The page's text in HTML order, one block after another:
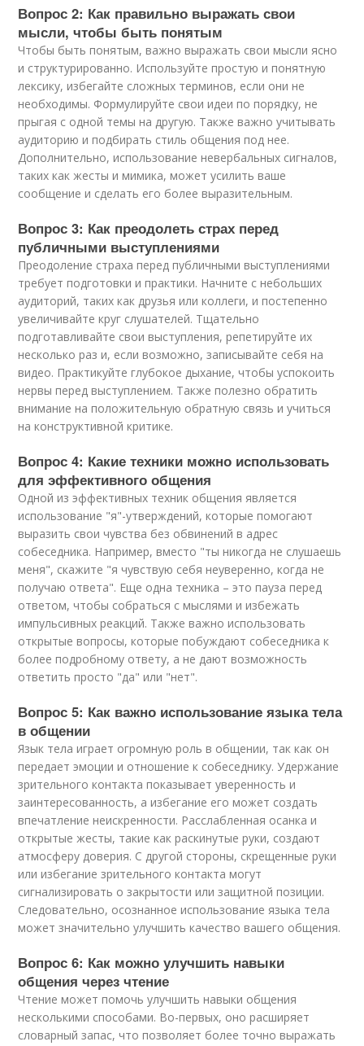
Вопрос 2: Как правильно выражать свои
мысли, чтобы быть понятым
Чтобы быть понятым, важно выражать свои мысли ясно
и структурированно. Используйте простую и понятную
лексику, избегайте сложных терминов, если они не
необходимы. Формулируйте свои идеи по порядку, не
прыгая с одной темы на другую. Также важно учитывать
аудиторию и подбирать стиль общения под нее.
Дополнительно, использование невербальных сигналов,
таких как жесты и мимика, может усилить ваше
сообщение и сделать его более выразительным.
Вопрос 3: Как преодолеть страх перед
публичными выступлениями
Преодоление страха перед публичными выступлениями
требует подготовки и практики. Начните с небольших
аудиторий, таких как друзья или коллеги, и постепенно
увеличивайте круг слушателей. Тщательно
подготавливайте свои выступления, репетируйте их
несколько раз и, если возможно, записывайте себя на
видео. Практикуйте глубокое дыхание, чтобы успокоить
нервы перед выступлением. Также полезно обратить
внимание на положительную обратную связь и учиться
на конструктивной критике.
Вопрос 4: Какие техники можно использовать
для эффективного общения
Одной из эффективных техник общения является
использование "я"-утверждений, которые помогают
выразить свои чувства без обвинений в адрес
собеседника. Например, вместо "ты никогда не слушаешь
меня", скажите "я чувствую себя неуверенно, когда не
получаю ответа". Еще одна техника – это пауза перед
ответом, чтобы собраться с мыслями и избежать
импульсивных реакций. Также важно использовать
открытые вопросы, которые побуждают собеседника к
более подробному ответу, а не дают возможность
ответить просто "да" или "нет".
Вопрос 5: Как важно использование языка тела
в общении
Язык тела играет огромную роль в общении, так как он
передает эмоции и отношение к собеседнику. Удержание
зрительного контакта показывает уверенность и
заинтересованность, а избегание его может создать
впечатление неискренности. Расслабленная осанка и
открытые жесты, такие как раскинутые руки, создают
атмосферу доверия. С другой стороны, скрещенные руки
или избегание зрительного контакта могут
сигнализировать о закрытости или защитной позиции.
Следовательно, осознанное использование языка тела
может значительно улучшить качество вашего общения.
Вопрос 6: Как можно улучшить навыки
общения через чтение
Чтение может помочь улучшить навыки общения
несколькими способами. Во-первых, оно расширяет
словарный запас, что позволяет более точно выражать